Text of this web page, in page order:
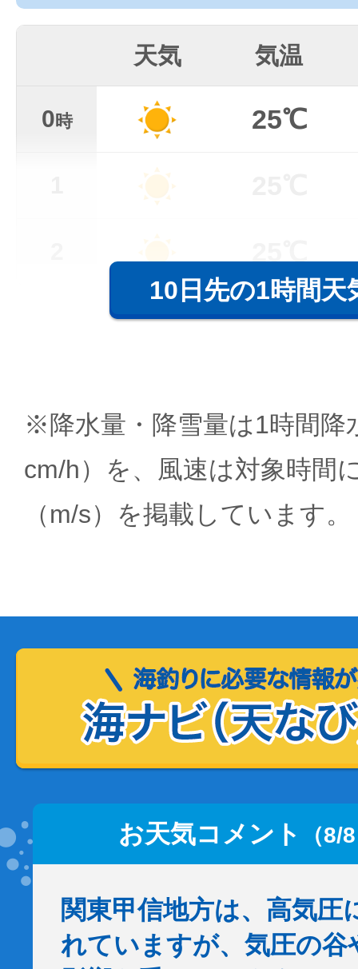
天気 気温
0時 25℃
10日先の1時間天
※降水量・降雪量は1時間降
cm/h）を、風速は対象時間
（m/s）を掲載しています。
お天気コメント （8/
関東甲信地方は、高気圧
れていますが、気圧の谷